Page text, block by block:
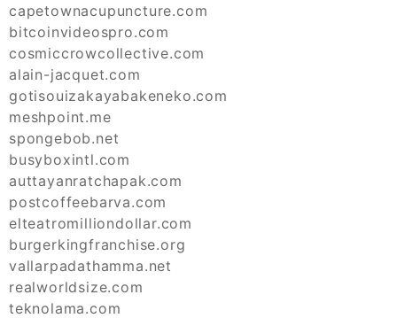
capetownacupuncture.com
bitcoinvideospro.com
cosmiccrowcollective.com
alain-jacquet.com
gotisouizakayabakeneko.com
meshpoint.me
spongebob.net
busyboxintl.com
auttayanratchapak.com
postcoffeebarva.com
elteatromilliondollar.com
burgerkingfranchise.org
vallarpadathamma.net
realworldsize.com
teknolama.com